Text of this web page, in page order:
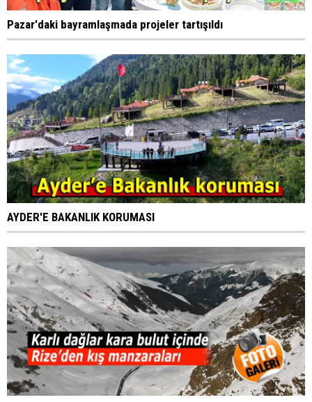
Pazar'daki bayramlaşmada projeler tartışıldı
AYDER'E BAKANLIK KORUMASI